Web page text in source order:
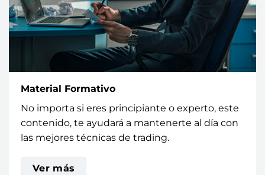
Material Formativo
No importa si eres principiante o experto, este
contenido, te ayudará a mantenerte al día con
las mejores técnicas de trading.
Ver más